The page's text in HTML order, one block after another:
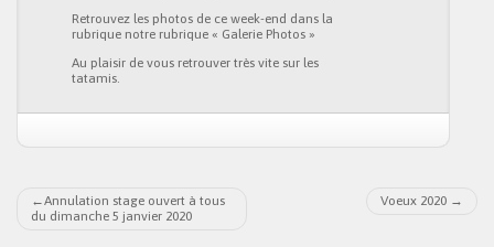
Retrouvez les photos de ce week-end dans la
rubrique notre rubrique « Galerie Photos »
Au plaisir de vous retrouver très vite sur les
tatamis.
Navigation
Annulation stage ouvert à tous
du dimanche 5 janvier 2020
Voeux 2020